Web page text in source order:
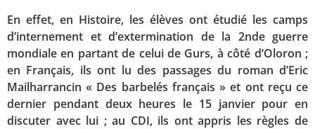
En effet, en Histoire, les élèves ont étudié les camps
d’internement et d’extermination de la 2nde guerre
mondiale en partant de celui de Gurs, à côté d’Oloron ;
en Français, ils ont lu des passages du roman d’Eric
Mailharrancin « Des barbelés français » et ont reçu ce
dernier pendant deux heures le 15 janvier pour en
discuter avec lui ; au CDI, ils ont appris les règles de